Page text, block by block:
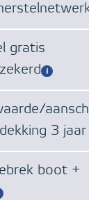
gratis
3 jaar
boot +